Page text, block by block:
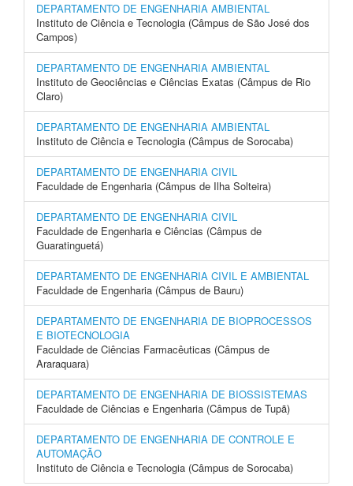
DEPARTAMENTO DE ENGENHARIA AMBIENTAL
Instituto de Ciência e Tecnologia (Câmpus de São José dos
Campos)
DEPARTAMENTO DE ENGENHARIA AMBIENTAL
Instituto de Geociências e Ciências Exatas (Câmpus de Rio
Claro)
DEPARTAMENTO DE ENGENHARIA AMBIENTAL
Instituto de Ciência e Tecnologia (Câmpus de Sorocaba)
DEPARTAMENTO DE ENGENHARIA CIVIL
Faculdade de Engenharia (Câmpus de Ilha Solteira)
DEPARTAMENTO DE ENGENHARIA CIVIL
Faculdade de Engenharia e Ciências (Câmpus de
Guaratinguetá)
DEPARTAMENTO DE ENGENHARIA CIVIL E AMBIENTAL
Faculdade de Engenharia (Câmpus de Bauru)
DEPARTAMENTO DE ENGENHARIA DE BIOPROCESSOS
E BIOTECNOLOGIA
Faculdade de Ciências Farmacêuticas (Câmpus de
Araraquara)
DEPARTAMENTO DE ENGENHARIA DE BIOSSISTEMAS
Faculdade de Ciências e Engenharia (Câmpus de Tupã)
DEPARTAMENTO DE ENGENHARIA DE CONTROLE E
AUTOMAÇÃO
Instituto de Ciência e Tecnologia (Câmpus de Sorocaba)